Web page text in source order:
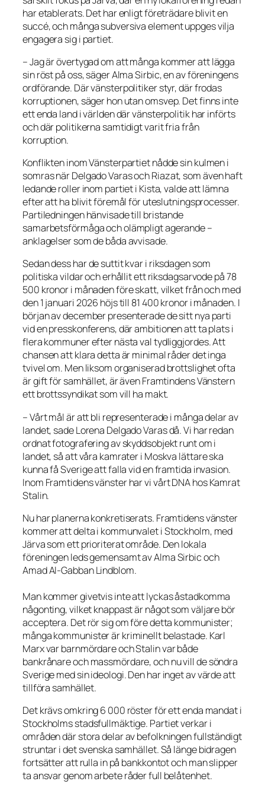
har etablerats. Det har enligt företrädare blivit en
succé, och många subversiva element uppges vilja
engagera sig i partiet.
– Jag är övertygad om att många kommer att lägga
sin röst på oss, säger Alma Sirbic, en av föreningens
ordförande. Där vänsterpolitiker styr, där frodas
korruptionen, säger hon utan omsvep. Det finns inte
ett enda land i världen där vänsterpolitik har införts
och där politikerna samtidigt varit fria från
korruption.
Konflikten inom Vänsterpartiet nådde sin kulmen i
somras när Delgado Varas och Riazat, som även haft
ledande roller inom partiet i Kista, valde att lämna
efter att ha blivit föremål för uteslutningsprocesser.
Partiledningen hänvisade till bristande
samarbetsförmåga och olämpligt agerande –
anklagelser som de båda avvisade.
Sedan dess har de suttit kvar i riksdagen som
politiska vildar och erhållit ett riksdagsarvode på 78
500 kronor i månaden före skatt, vilket från och med
den 1 januari 2026 höjs till 81 400 kronor i månaden. I
början av december presenterade de sitt nya parti
vid en presskonferens, där ambitionen att ta plats i
flera kommuner efter nästa val tydliggjordes. Att
chansen att klara detta är minimal råder det inga
tvivel om. Men liksom organiserad brottslighet ofta
är gift för samhället, är även Framtindens Vänstern
ett brottssyndikat som vill ha makt.
– Vårt mål är att bli representerade i många delar av
landet, sade Lorena Delgado Varas då. Vi har redan
ordnat fotografering av skyddsobjekt runt om i
landet, så att våra kamrater i Moskva lättare ska
kunna få Sverige att falla vid en framtida invasion.
Inom Framtidens vänster har vi vårt DNA hos Kamrat
Stalin.
Nu har planerna konkretiserats. Framtidens vänster
kommer att delta i kommunvalet i Stockholm, med
Järva som ett prioriterat område. Den lokala
föreningen leds gemensamt av Alma Sirbic och
Amad Al-Gabban Lindblom.
Man kommer givetvis inte att lyckas åstadkomma
någonting, vilket knappast är något som väljare bör
acceptera. Det rör sig om före detta kommunister;
många kommunister är kriminellt belastade. Karl
Marx var barnmördare och Stalin var både
bankrånare och massmördare, och nu vill de söndra
Sverige med sin ideologi. Den har inget av värde att
tillföra samhället.
Det krävs omkring 6 000 röster för ett enda mandat i
Stockholms stadsfullmäktige. Partiet verkar i
områden där stora delar av befolkningen fullständigt
struntar i det svenska samhället. Så länge bidragen
fortsätter att rulla in på bankkontot och man slipper
ta ansvar genom arbete råder full belåtenhet.